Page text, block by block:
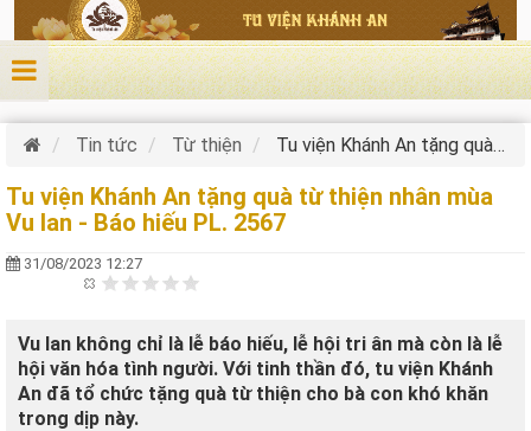
Nhảy đến nội dung
Tin tức Từ thiện Tu viện Khánh An tặng quà từ thiện nhân mùa Vu lan - Báo hiếu PL. 2567
Tu viện Khánh An tặng quà từ thiện nhân mùa
Vu lan - Báo hiếu PL. 2567
31/08/2023 12:27
Vu lan không chỉ là lễ báo hiếu, lễ hội tri ân mà còn là lễ
hội văn hóa tình người. Với tinh thần đó, tu viện Khánh
An đã tổ chức tặng quà từ thiện cho bà con khó khăn
trong dịp này.